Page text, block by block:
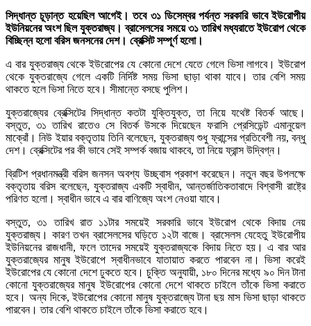
সিদ্ধান্ত চূড়ান্ত হয়েছিল আগেই। তবে ৩১ ডিসেম্বর পর্যন্ত সরকারি ভাবে ইউরোপীয়
ইউনিয়নের অংশ ছিল যুক্তরাজ্য। ব্রাসেলসের সময়ে ৩১ তারিখ মধ্যরাতে ইউরোপ থেকে
বিচ্ছিন্ন হলো বরিস জনসনের দেশ। ব্রেক্সিট সম্পূর্ণ হলো।
এ বার যুক্তরাজ্য থেকে ইউরোপের যে কোনো দেশে যেতে গেলে ভিসা লাগবে। ইউরোপ
থেকে যুক্তরাজ্যে গেলে একটি নির্দিষ্ট সময় ভিসা ছাড়া থাকা যাবে। তার বেশি সময়
থাকতে হলে ভিসা নিতে হবে। সীমান্তে বসছে পুলিশ।
যুক্তরাজ্যের ব্রেক্সিটের সিদ্ধান্ত কতটা যুক্তিযুক্ত, তা নিয়ে যথেষ্ট বিতর্ক আছে।
বস্তুত, ৩১ তারিখ রাতেও সে বিতর্ক উসকে দিয়েছেন ফরাসি প্রেসিডেন্ট এমানুয়েল
মাক্রোঁ। নিউ ইয়ার বক্তৃতায় তিনি বলেছেন, যুক্তরাজ্য শুধু ফ্রান্সের প্রতিবেশী নয়, বন্ধু
দেশ। ব্রেক্সিটের পর কী ভাবে সেই সম্পর্ক বজায় থাকবে, তা নিয়ে ফ্রান্স উদ্বিগ্ন।
ব্রিটিশ প্রধানমন্ত্রী বরিস জনসন অবশ্য উচ্ছ্বাস প্রকাশ করেছেন। নতুন বছর উপলক্ষে
বক্তৃতায় বরিস বলেছেন, যুক্তরাজ্য একটি স্বাধীন, আন্তর্জাতিকতাবাদে বিশ্বাসী রাষ্ট্রে
পরিণত হলো। স্বাধীন ভাবে এ বার বাণিজ্যে অংশ নেওয়া যাবে।
বস্তুত, ৩১ তারিখ রাত ১১টার সময়েই সরকারি ভাবে ইউরোপ থেকে বিদায় নেয়
যুক্তরাজ্য। কারণ তখন ব্রাসেলসের ঘড়িতে ১২টা বাজে। ব্রাসেলস যেহেতু ইউরোপীয়
ইউনিয়নের রাজধানী, ফলে তাদের সময়েই যুক্তরাজ্যকে বিদায় নিতে হয়। এ বার আর
যুক্তরাজ্যের মানুষ ইউরোপে স্বাধীনভাবে যাতায়াত করতে পারবেন না। ভিসা করেই
ইউরোপের যে কোনো দেশে ঢুকতে হবে। চুক্তি অনুযায়ী, ১৮০ দিনের মধ্যে ৯০ দিন টানা
কোনো যুক্তরাজ্যের মানুষ ইউরোপের কোনো দেশে থাকতে চাইলে তাঁকে ভিসা করাতে
হবে। অন্য দিকে, ইউরোপের কোনো মানুষ যুক্তরাজ্যে টানা ছয় মাস ভিসা ছাড়া থাকতে
পারবেন। তার বেশি থাকতে চাইলে তাঁকে ভিসা করাতে হবে।